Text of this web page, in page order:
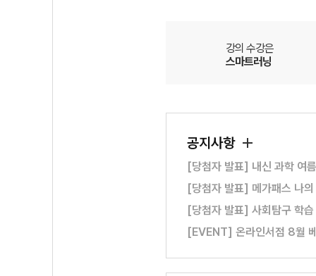
강의 수강은
스마트러닝
공지사항
[당첨자 발표] 내신 과학 여
[당첨자 발표] 메가패스 나
[당첨자 발표] 사회탐구 학
[EVENT] 온라인서점 8월